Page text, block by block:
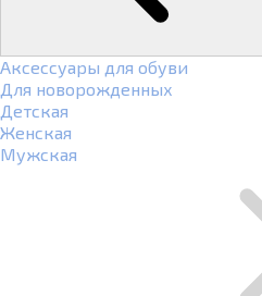
Аксессуары для обуви
Для новорожденных
Детская
Женская
Мужская